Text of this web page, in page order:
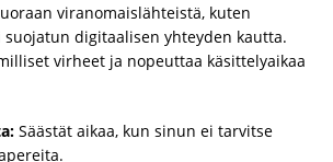
viranomaislähteistä, kuten
digitaalisen yhteyden kautta.
virheet ja nopeuttaa käsittelyaikaa
Säästät aikaa, kun sinun ei tarvitse